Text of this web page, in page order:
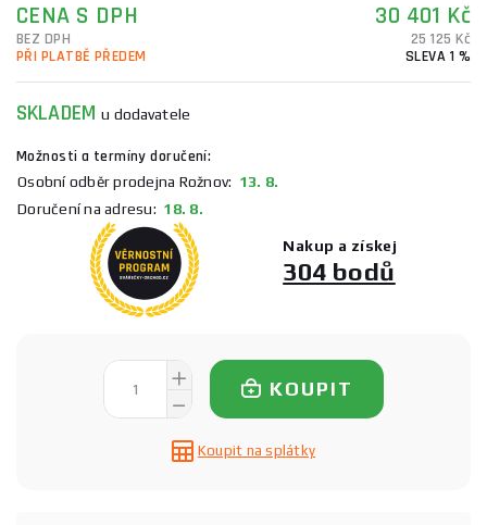
CENA S DPH 30 401 Kč
BEZ DPH
25 125 Kč
PŘI PLATBĚ PŘEDEM
SLEVA 1 %
SKLADEMu dodavatele
Možnosti a termíny doručení:
Osobní odběr prodejna Rožnov: 13. 8.
Doručení na adresu: 18. 8.
Nakup a získej
304 bodů
KOUPIT
Koupit na splátky